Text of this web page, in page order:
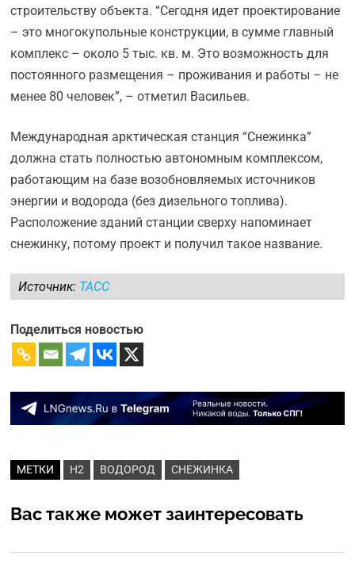
строительству объекта. “Сегодня идет проектирование
– это многокупольные конструкции, в сумме главный
комплекс – около 5 тыс. кв. м. Это возможность для
постоянного размещения – проживания и работы – не
менее 80 человек”, – отметил Васильев.
Международная арктическая станция “Снежинка”
должна стать полностью автономным комплексом,
работающим на базе возобновляемых источников
энергии и водорода (без дизельного топлива).
Расположение зданий станции сверху напоминает
снежинку, потому проект и получил такое название.
Источник: ТАСС
Поделиться новостью
МЕТКИ H2 ВОДОРОД СНЕЖИНКА
Вас также может заинтересовать